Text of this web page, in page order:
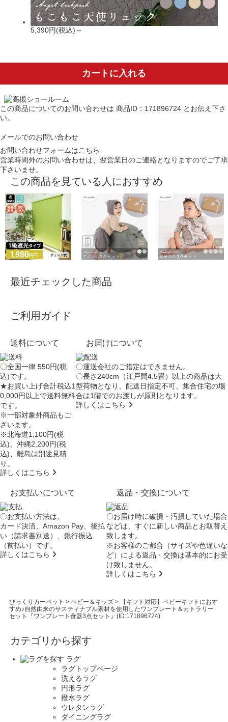
5,390円(税込)～
カートに入れる
この商品についてのお問い合わせは 商品ID：171896724 とお伝え下さ
い。
メールでのお問い合わせ
お問い合わせフォームはこちら
営業時間外のお問い合わせは、翌営業日のご連絡となりますのでご了承
下さいませ。
この商品を見ている人におすすめ
最近チェックした商品
ご利用ガイド
送料について
〇全国一律 550円(税
込)です。
★お買い上げ合計税込1
0,000円以上で送料無料
です。
※一部対象外商品もご
ざいます。
※北海道1,100円(税
込)、沖縄2,200円(税
込)、離島は別途見積
り。
詳しくはこちら
お届けについて
〇運送会社のご指定はできません。
〇長さ240cm（江戸間4.5畳）以上の商品は大
型荷物となり、配送日指定不可、集合住宅の場
合は1階でのお渡しが原則となります。
詳しくはこちら
お支払いについて
〇お支払い方法は、
カード決済、Amazon Pay、後払
い（請求書別送）、銀行振込
（前払い）です。
詳しくはこちら
返品・交換について
〇お届け時に破損・汚損していた場合
などは、すぐに新しい商品とお取替え
致します。
※お客様のご都合（サイズや色違いな
ど）による返品・交換は基本的にお受
け致しません。
詳しくはこちら
びっくりカーペット > ベビー＆キッズ>
【ギフト対応】ベビーギフトにおす
すめ♪自然由来のサスティナブル素材を使用したワンプレート＆カトラリー
セット『ワンプレート食器3点セット』(ID:171896724)
カテゴリから探す
ラグ
ラグトップページ
洗えるラグ
円形ラグ
撥水ラグ
ウレタンラグ
ダイニングラグ